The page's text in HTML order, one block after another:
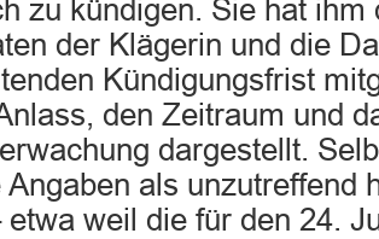
zu kündigen. Sie hat ihm
der Klägerin und die
Kündigungsfrist
den Zeitraum und
dargestellt.
Angaben als unzutreffend
etwa weil die für den 24.